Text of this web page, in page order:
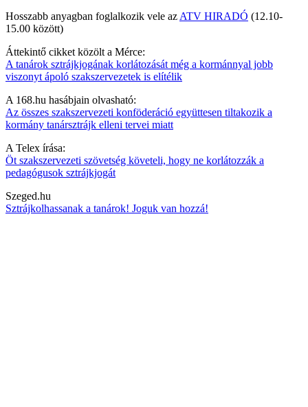
Hosszabb anyagban foglalkozik vele az ATV HIRADÓ (12.10-
15.00 között)
Áttekintő cikket közölt a Mérce:
A tanárok sztrájkjogának korlátozását még a kormánnyal jobb
viszonyt ápoló szakszervezetek is elítélik
A 168.hu hasábjain olvasható:
Az összes szakszervezeti konföderáció együttesen tiltakozik a
kormány tanársztrájk elleni tervei miatt
A Telex írása:
Öt szakszervezeti szövetség követeli, hogy ne korlátozzák a
pedagógusok sztrájkjogát
Szeged.hu
Sztrájkolhassanak a tanárok! Joguk van hozzá!